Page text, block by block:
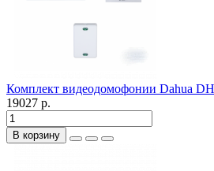
Комплект видеодомофонии Dahua
19027 р.
В корзину